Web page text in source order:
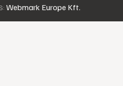
Webmark Europe Kft.